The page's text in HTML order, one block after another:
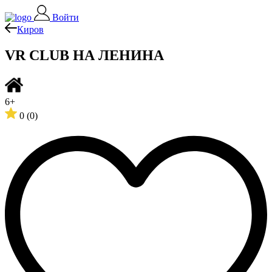
Войти
Киров
VR CLUB НА ЛЕНИНА
6+
0 (0)